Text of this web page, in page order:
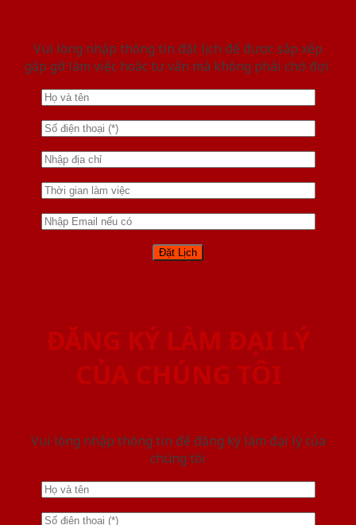
Vui lòng nhập thông tin đặt lịch để được sắp xếp
gặp gỡ làm việc hoăc tư vấn mà không phải chờ đợi.
ĐĂNG KÝ LÀM ĐẠI LÝ
CỦA CHÚNG TÔI
Vui lòng nhập thông tin để đăng ký làm đại lý của
chúng tôi